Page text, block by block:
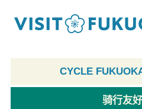
CYCLE
骑行友